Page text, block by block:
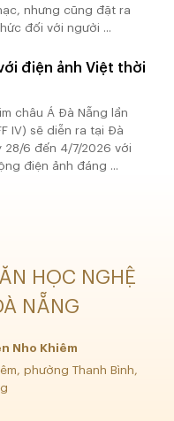
nhưng cũng đặt ra
đối với người ...
điện ảnh Việt thời
châu Á Đà Nẵng lần
IV) sẽ diễn ra tại Đà
28/6 đến 4/7/2026 với
điện ảnh đáng ...
HỌC NGHỆ
NẴNG
Nho Khiêm
phường Thanh Bình,